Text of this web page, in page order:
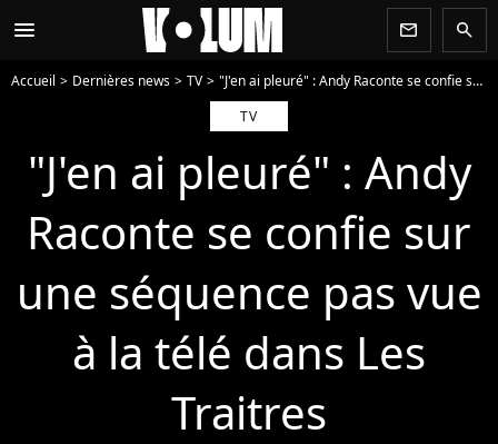
menu newsletter search
Accueil Dernières news TV
"J'en ai pleuré" : Andy Raconte se confie sur une séquence pas vue à la télé dans Les Traitres
TV
"J'en ai pleuré" : Andy
Raconte se confie sur
une séquence pas vue
à la télé dans Les
Traitres